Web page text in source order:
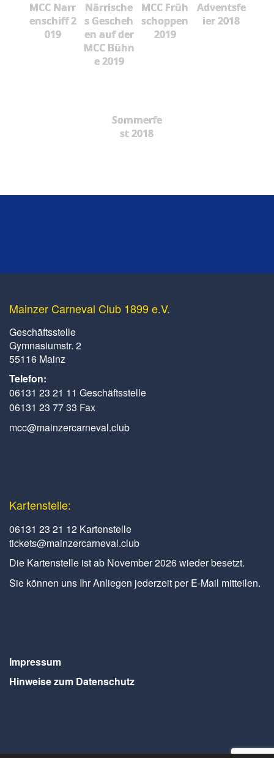
MCC Narr
enschiff 2
019
Närrische
s Gescheh
en auf der
MCC Bühn
e 2019
MCC Früh
schoppen
2019
Adventsfe
ier 2018
Sommerfe
st 2018
Mainzer Carneval Club 1899 e.V.
Geschäftsstelle
Gymnasiumstr. 2
55116 Mainz
Telefon:
06131 23 21 11 Geschäftsstelle
06131 23 77 33 Fax
mcc@mainzercarneval.club
Kartenstelle:
06131 23 21 12 Kartenstelle
tickets@mainzercarneval.club
Die Kartenstelle ist ab November 2026 wieder besetzt.
Sie können uns Ihr Anliegen jederzeit per E-Mail mitteilen.
Impressum
Hinweise zum Datenschutz